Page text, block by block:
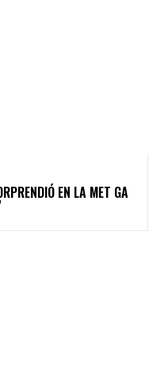
EN LA MET GA